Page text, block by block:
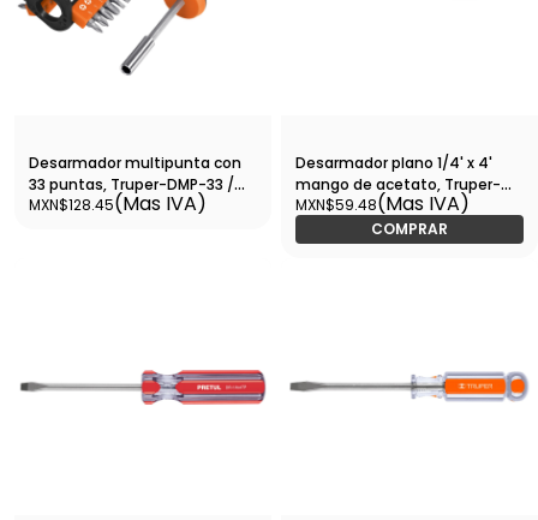
Desarmador multipunta con
33 puntas, Truper-DMP-33 /
13595
MXN$128.45(Mas IVA)
Desarmador plano 1/4' x 4'
mango de acetato, Truper-
DR-1/4X4 / 13996
MXN$59.48(Mas IVA)
COMPRAR